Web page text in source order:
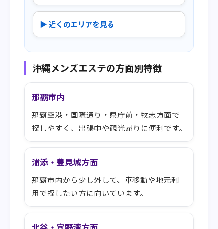
▶ 近くのエリアを見る
沖縄メンズエステの方面別特徴
那覇市内
那覇空港・国際通り・県庁前・牧志方面で
探しやすく、出張中や観光帰りに便利です。
浦添・豊見城方面
那覇市内から少し外して、車移動や地元利
用で探したい方に向いています。